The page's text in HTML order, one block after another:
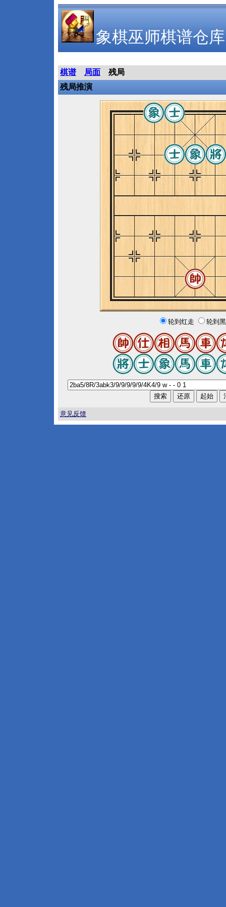
象棋巫师棋谱仓库
棋谱 局面
残局
残局推演
轮到红走 轮到
意见反馈